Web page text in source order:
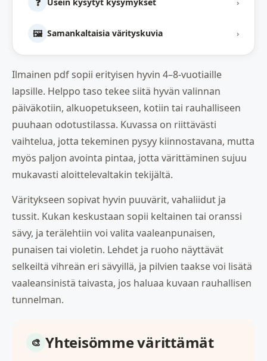
Usein kysytyt kysymykset ›
🖼️ Samankaltaisia värityskuvia ›
Ilmainen pdf sopii erityisen hyvin 4–8-vuotiaille
lapsille. Helppo taso tekee siitä hyvän valinnan
päiväkotiin, alkuopetukseen, kotiin tai rauhalliseen
puuhaan odotustilassa. Kuvassa on riittävästi
vaihtelua, jotta tekeminen pysyy kiinnostavana, mutta
myös paljon avointa pintaa, jotta värittäminen sujuu
mukavasti aloittelevaltakin tekijältä.
Väritykseen sopivat hyvin puuvärit, vahaliidut ja
tussit. Kukan keskustaan sopii keltainen tai oranssi
sävy, ja terälehtiin voi valita vaaleanpunaisen,
punaisen tai violetin. Lehdet ja ruoho näyttävät
selkeiltä vihreän eri sävyillä, ja pilvien taakse voi lisätä
vaaleansinistä taivasta, jos haluaa kuvaan rauhallisen
tunnelman.
Yhteisömme värittämät